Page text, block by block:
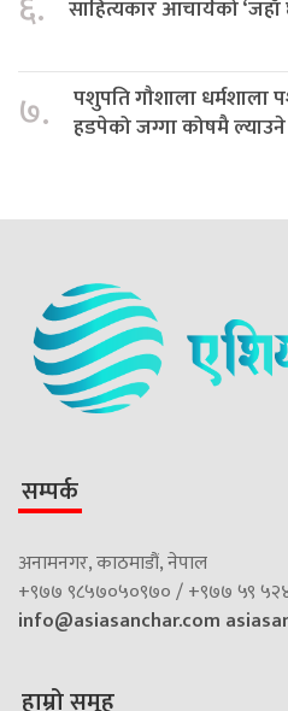
साहित्यकार आचार्यको
७.
पशुपति गौशाला धर्मशाला
हडपेको जग्गा कोषमै
सम्पर्क
अनामनगर, काठमाडौं, नेपाल
+९७७ ९८५७०५०९७० / +९७७ ५९
info@asiasanchar.com
हाम्रो समूह